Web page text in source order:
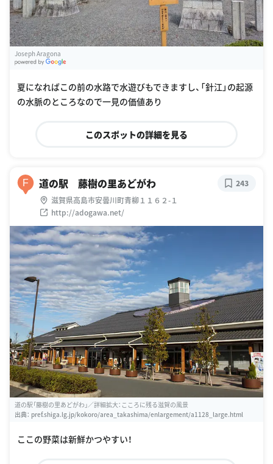
Joseph Aragona
夏になればこの前の水路で水遊びもできますし、「針江」の起源
の水脈のところなので一見の価値あり
このスポットの詳細を見る
F 道の駅 藤樹の里あどがわ
滋賀県高島市安曇川町青柳１１６２-１
http://adogawa.net/
243
道の駅「藤樹の里あどがわ」／詳細拡大：こころに残る滋賀の風景
出典： pref.shiga.lg.jp/kokoro/area_takashima/enlargement/a1128_large.html
ここの野菜は新鮮かつやすい！